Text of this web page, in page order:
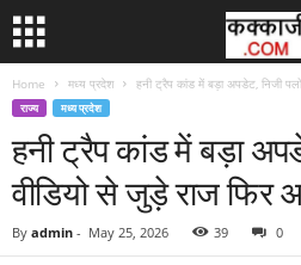
Home मध्य प्रदेश हनी ट्रैप कांड में बड़ा अपडेट, निजी
राज्य मध्य प्रदेश
हनी ट्रैप कांड में बड़ा
वीडियो से जुड़े राज फिर
By admin - May 25, 2026 39 0